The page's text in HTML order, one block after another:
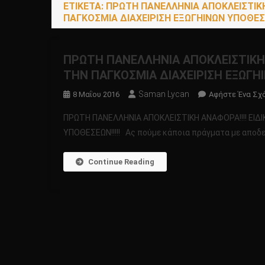
ΕΤΙΚΈΤΑ: ΠΡΩΤΗ ΠΑΝΕΛΛΗΝΙΑ
ΠΑΓΚΟΣΜΙΑ ΔΙΑΧΕΙΡΙΣΗ ΕΞΩΓΗΙΝΩΝ
ΠΡΩΤΗ ΠΑΝΕΛΛΗΝΙΑ
ΤΗΝ ΠΑΓΚΟΣΜΙΑ ΔΙΑΧΕΙΡΙΣΗ
8 Μαΐου 2016 Saman Lycan Αφήστε Ένα
ΠΡΩΤΗ ΠΑΝΕΛΛΗΝΙΑ ΑΠΟΚΛΕΙΣΤΙΚΗ ΑΝΑΦΟΡΑ!!!!
ΥΠΟΘΕΣΕΩΝ!!!!! Ας πούμε κάποια πράγματα με
Continue Reading